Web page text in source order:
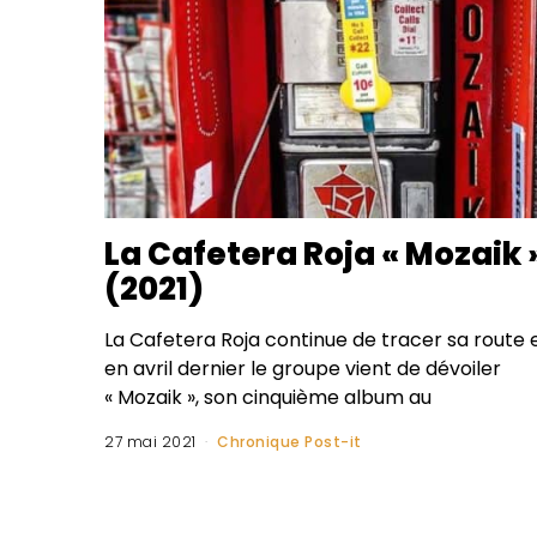
La Cafetera Roja « Mozaik
(2021)
La Cafetera Roja continue de tracer sa route
en avril dernier le groupe vient de dévoiler
« Mozaik », son cinquième album au
27 mai 2021 Chronique Post-it